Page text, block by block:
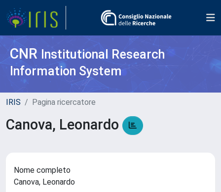
CNR Institutional Research
Information System
IRIS Pagina ricercatore
Canova, Leonardo
Nome completo
Canova, Leonardo